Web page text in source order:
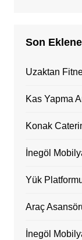
Son
Uzaktan
Kas Yapma
Konak
İnegöl
Yük
Araç
İnegöl